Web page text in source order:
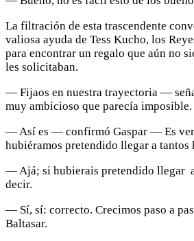
La filtración de esta trascendente
valiosa ayuda de Tess Kucho, los
para encontrar un regalo que aún no
les solicitaban.
— Fijaos en nuestra trayectoria —
muy ambicioso que parecía imposible.
— Así es — confirmó Gaspar — Es
hubiéramos pretendido llegar a tantos
— Ajá; si hubierais pretendido llegar a
decir.
— Sí, sí: correcto. Crecimos paso a
Baltasar.